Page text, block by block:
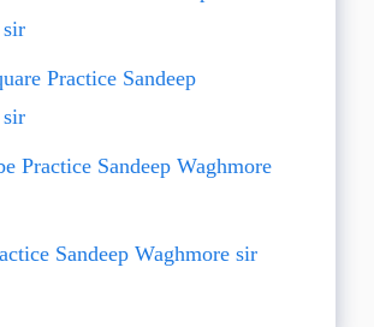
sir
Practice Sandeep
sir
Practice Sandeep Waghmore
Sandeep Waghmore sir